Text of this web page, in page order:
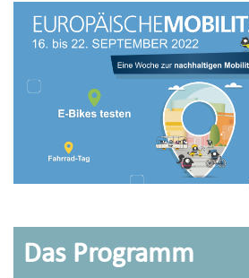
Das Programm